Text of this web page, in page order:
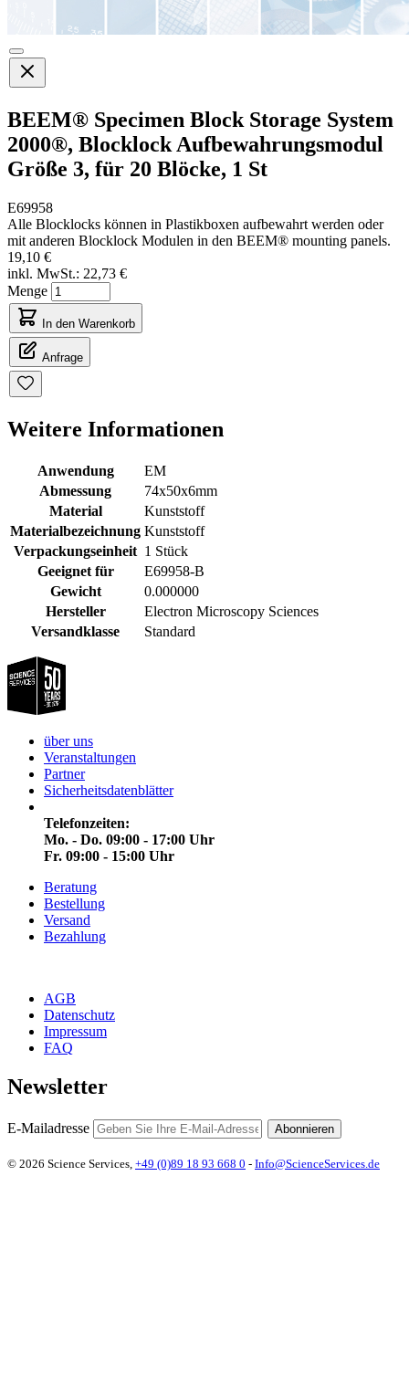
BEEM® Specimen Block Storage System
2000®, Blocklock Aufbewahrungsmodul
Größe 3, für 20 Blöcke, 1 St
E69958
Alle Blocklocks können in Plastikboxen aufbewahrt werden oder
mit anderen Blocklock Modulen in den BEEM® mounting panels.
19,10 €
inkl. MwSt.: 22,73 €
Menge
In den Warenkorb
Anfrage
Weitere Informationen
Anwendung
EM
Abmessung
74x50x6mm
Material
Kunststoff
Materialbezeichnung Kunststoff
Verpackungseinheit 1 Stück
Geeignet für
E69958-B
Gewicht
0.000000
Hersteller
Electron Microscopy Sciences
Versandklasse
Standard
über uns
Veranstaltungen
Partner
Sicherheitsdatenblätter
Telefonzeiten:
Mo. - Do. 09:00 - 17:00 Uhr
Fr. 09:00 - 15:00 Uhr
Beratung
Bestellung
Versand
Bezahlung
AGB
Datenschutz
Impressum
FAQ
Newsletter
E-Mailadresse Abonnieren
© 2026 Science Services, +49 (0)89 18 93 668 0 - Info@ScienceServices.de